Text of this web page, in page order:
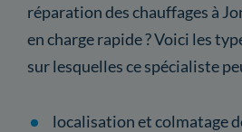
réparation des chauffages à
en charge rapide ? Voici les
sur lesquelles ce spécialiste
localisation et colmatage